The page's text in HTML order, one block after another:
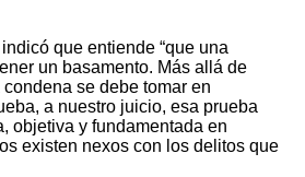
que entiende “que una
un basamento. Más allá de
se debe tomar en
a nuestro juicio, esa prueba
objetiva y fundamentada en
existen nexos con los delitos que